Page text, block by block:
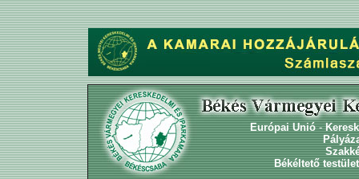
Európai Unió-
Békéltető testület